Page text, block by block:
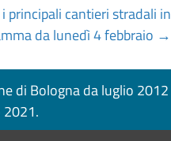
principali cantieri stradali in
da lunedì 4 febbraio →
di Bologna da luglio 2012
2021.